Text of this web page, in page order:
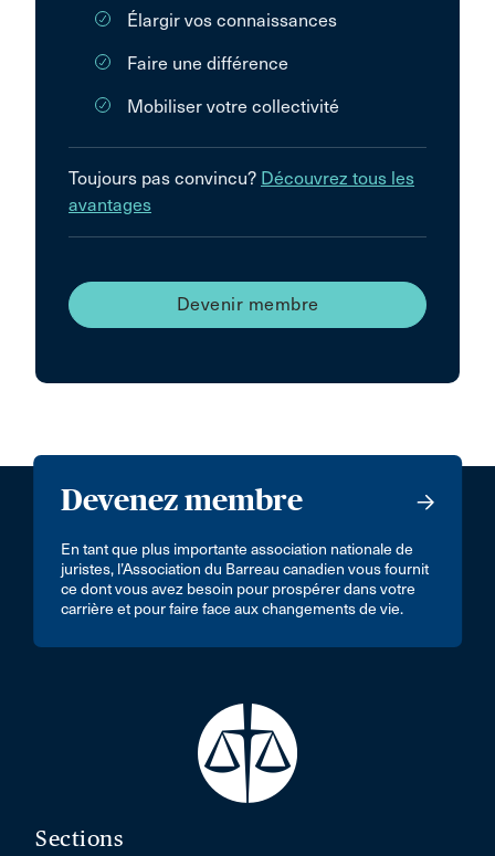
Élargir vos connaissances
Faire une différence
Mobiliser votre collectivité
Toujours pas convincu? Découvrez tous les
avantages
Devenir membre
Devenez membre
En tant que plus importante association nationale de
juristes, l’Association du Barreau canadien vous fournit
ce dont vous avez besoin pour prospérer dans votre
carrière et pour faire face aux changements de vie.
Sections